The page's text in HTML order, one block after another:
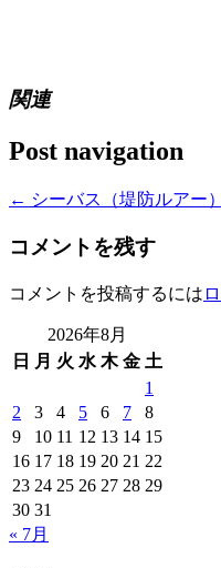
関連
Post navigation
← シーバス（堤防ルアー）
コメントを残す
コメントを投稿するには
2026年8月
日
月 火 水 木 金 土
1
2
3 4 5 6 7
8
9
10 11 12 13 14 15
16 17 18 19 20 21 22
23 24 25 26 27 28 29
30 31
« 7月